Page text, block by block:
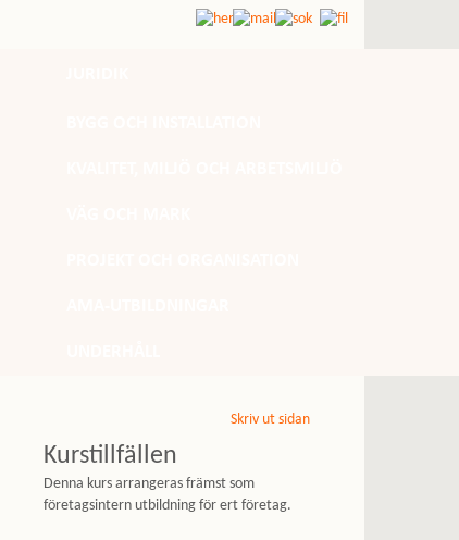
Skriv ut sidan
Kurstillfällen
Denna kurs arrangeras främst som
företagsintern utbildning för ert företag.